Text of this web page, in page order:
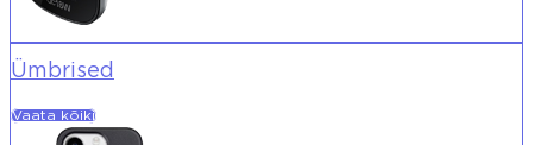
Ümbrised
Vaata kõiki